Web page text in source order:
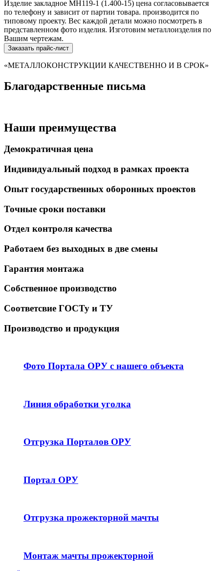
Изделие закладное МН119-1 (1.400-15) цена согласовывается
по телефону и зависит от партии товара. производится по
типовому проекту. Вес каждой детали можно посмотреть в
представленном фото изделия. Изготовим металлоизделия по
Вашим чертежам.
Заказать прайс-лист
«МЕТАЛЛОКОНСТРУКЦИИ КАЧЕСТВЕННО И В СРОК»
Благодарственные письма
Наши преимущества
Демократичная цена
Индивидуальный подход в рамках проекта
Опыт государственных оборонных проектов
Точные сроки поставки
Отдел контроля качества
Работаем без выходных в две смены
Гарантия монтажа
Собственное производство
Соответсвие ГОСТу и ТУ
Производство и продукция
Фото Портала ОРУ с нашего объекта
Линия обработки уголка
Отгрузка Порталов ОРУ
Портал ОРУ
Отгрузка прожекторной мачты
Монтаж мачты прожекторной